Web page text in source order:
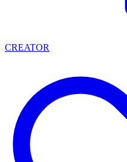
CREATOR